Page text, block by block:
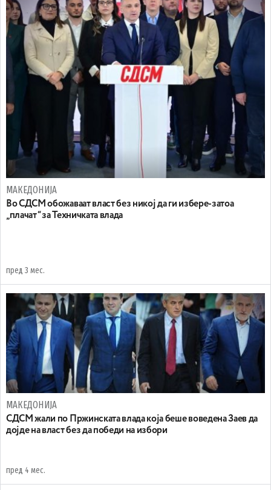
МАКЕДОНИЈА
Во СДСМ обожаваат власт без никој да ги избере-затоа
„плачат“ за Техничката влада
пред 3 мес.
МАКЕДОНИЈА
СДСМ жали по Пржинската влада која беше воведена Заев да
дојде на власт без да победи на избори
пред 4 мес.